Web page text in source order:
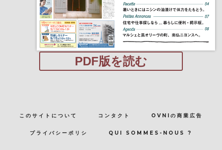
PDF版を読む
このサイトについて コンタクト OVNIの商業広告
プライバシーポリシ QUI SOMMES-NOUS ?